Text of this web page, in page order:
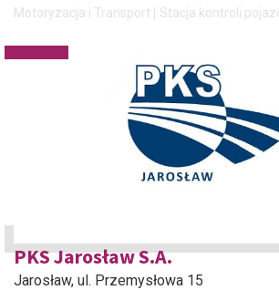
Motoryzacja i Transport Stacja kontroli
PKS Jarosław S.A.
Jarosław, ul. Przemysłowa 15